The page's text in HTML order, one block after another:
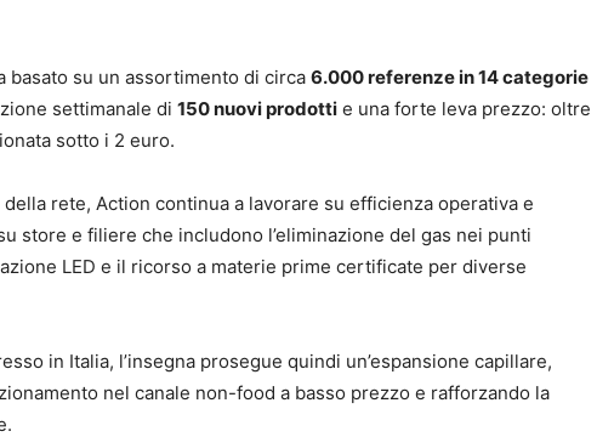
basato su un assortimento di circa 6.000 referenze in 14 categorie
settimanale di 150 nuovi prodotti e una forte leva prezzo: oltre
sotto i 2 euro.
rete, Action continua a lavorare su efficienza operativa e
store e filiere che includono l’eliminazione del gas nei punti
LED e il ricorso a materie prime certificate per diverse
in Italia, l’insegna prosegue quindi un’espansione capillare,
nel canale non-food a basso prezzo e rafforzando la